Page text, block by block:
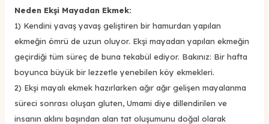
Neden Ekşi Mayadan Ekmek:
1) Kendini yavaş yavaş geliştiren bir hamurdan yapılan
ekmeğin ömrü de uzun oluyor. Ekşi mayadan yapılan ekmeğin
geçirdiği tüm süreç de buna tekabül ediyor. Bakınız: Bir hafta
boyunca büyük bir lezzetle yenebilen köy ekmekleri.
2) Ekşi mayalı ekmek hazırlarken ağır ağır gelişen mayalanma
süreci sonrası oluşan gluten, Umami diye dillendirilen ve
insanın aklını başından alan tat oluşumunu doğal olarak